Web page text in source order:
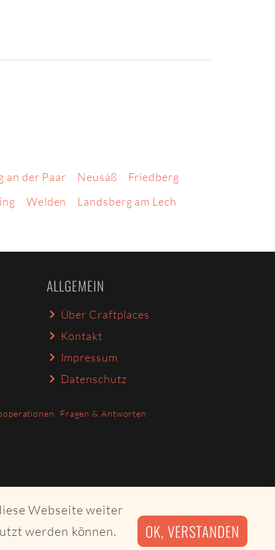
Webseite weiter
werden können.
OK, VERSTANDEN
an der Paar Neusäß
Friedberg
Welden Landsberg am Lech
ALLGEMEIN
Über Craftplaces
Kontakt
Impressum
Datenschutz
Fragen & Antworten